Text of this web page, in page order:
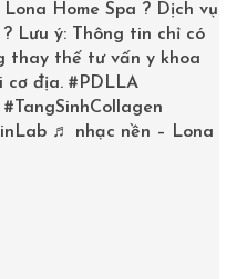
Home Spa ? Dịch vụ
Lưu ý: Thông tin chỉ có
thay thế tư vấn y khoa
cơ địa. #PDLLA
#TangSinhCollagen
♬ nhạc nền – Lona